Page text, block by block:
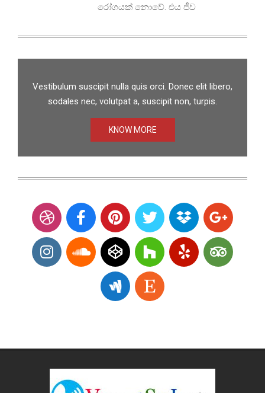
රෝගයක් නොවේ. එය ජීව
Vestibulum suscipit nulla quis orci. Donec elit libero,
sodales nec, volutpat a, suscipit non, turpis.
KNOW MORE